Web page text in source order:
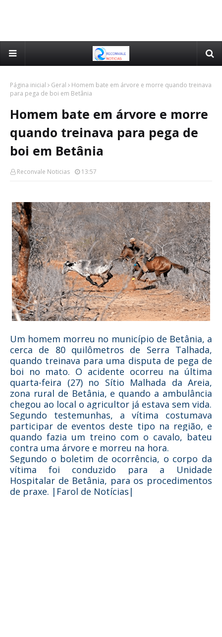
Página inicial Geral
Homem bate em árvore e morre quando treinava
para pega de boi em Betânia
Homem bate em árvore e morre
quando treinava para pega de
boi em Betânia
Reconvale Noticias 13:57
Um homem morreu no município de Betânia, a
cerca de 80 quilômetros de Serra Talhada,
quando treinava para uma disputa de pega de
boi no mato. O acidente ocorreu na última
quarta-feira (27) no Sítio Malhada da Areia,
zona rural de Betânia, e quando a ambulância
chegou ao local o agricultor já estava sem vida.
Segundo testemunhas, a vítima costumava
participar de eventos deste tipo na região, e
quando fazia um treino com o cavalo, bateu
contra uma árvore e morreu na hora.
Segundo o boletim de ocorrência, o corpo da
vítima foi conduzido para a Unidade
Hospitalar de Betânia, para os procedimentos
de praxe. |Farol de Notícias|